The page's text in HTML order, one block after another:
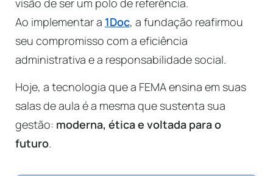
Ao implementar a 1Doc, a fundação reafirmou
seu compromisso com a eficiência
administrativa e a responsabilidade social.
Hoje, a tecnologia que a FEMA ensina em suas
salas de aula é a mesma que sustenta sua
gestão: moderna, ética e voltada para o
futuro.